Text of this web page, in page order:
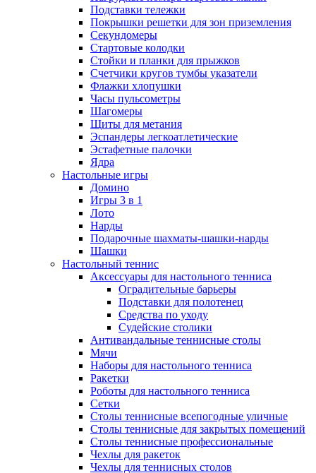
Подставки тележки
Покрышки решетки для зон приземления
Секундомеры
Стартовые колодки
Стойки и планки для прыжков
Счетчики кругов тумбы указатели
Флажки хлопушки
Часы пульсометры
Шагомеры
Щиты для метания
Эспандеры легкоатлетические
Эстафетные палочки
Ядра
Настольные игры
Домино
Игры 3 в 1
Лото
Нарды
Подарочные шахматы-шашки-нарды
Шашки
Настольный теннис
Аксессуары для настольного тенниса
Оградительные барьеры
Подставки для полотенец
Средства по уходу
Судейские столики
Антивандальные теннисные столы
Мячи
Наборы для настольного тенниса
Ракетки
Роботы для настольного тенниса
Сетки
Столы теннисные всепогодные уличные
Столы теннисные для закрытых помещений
Столы теннисные профессиональные
Чехлы для ракеток
Чехлы для теннисных столов